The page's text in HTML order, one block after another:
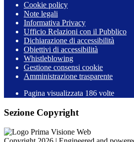
Cookie policy
Note legali
Informativa Privacy
Ufficio Relazioni con il Pubblico
Dichiarazione di accessibilità
Obiettivi di accessibilità
Whistleblowing
Gestione consensi cookie
Amministrazione trasparente
Pagina visualizzata 186 volte
Sezione Copyright